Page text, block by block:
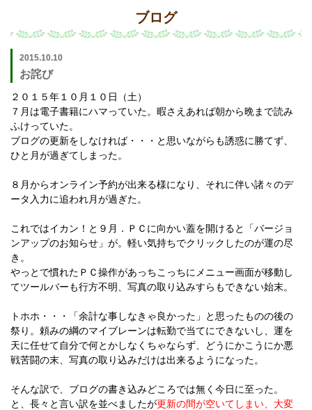
ブログ
2015.10.10
お詫び
２０１５年１０月１０日（土）
７月は電子書籍にハマっていた。暇さえあれば朝から晩まで読み
ふけっていた。
ブログの更新をしなければ・・・と思いながらも誘惑に勝てず、
ひと月が過ぎてしまった。
８月からオンライン予約が出来る様になり、それに伴い諸々のデ
ータ入力に追われ月が過ぎた。
これではイカン！と９月．ＰＣに向かい蓋を開けると「バージョ
ンアップのお知らせ」が。軽い気持ちでクリックしたのが運の尽
き。
やっとで慣れたＰＣ操作があっちこっちにメニュー画面が移動し
てツールバーも行方不明、写真の取り込みすらもできない始末。
トホホ・・・「余計な事しなきゃ良かった」と思ったものの後の
祭り。頼みの綱のマイブレーンは転勤で当てにできないし、運を
天に任せて自分で何とかしなくちゃならず、どうにかこうにか悪
戦苦闘の末、写真の取り込みだけは出来るようになった。
そんな訳で、ブログの書き込みどころでは無く今日に至った。
と、長々と言い訳を並べましたが更新の間が空いてしまい、大変